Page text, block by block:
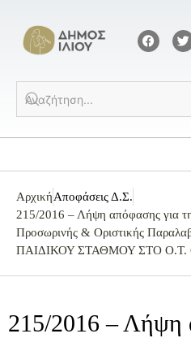
ΑρχικήΑποφάσεις Δ.Σ.
215/2016 – Λήψη απόφασης για
Προσωρινής & Οριστικής
ΠΑΙΔΙΚΟΥ ΣΤΑΘΜΟΥ ΣΤΟ Ο.Τ.
215/2016 – Λήψη